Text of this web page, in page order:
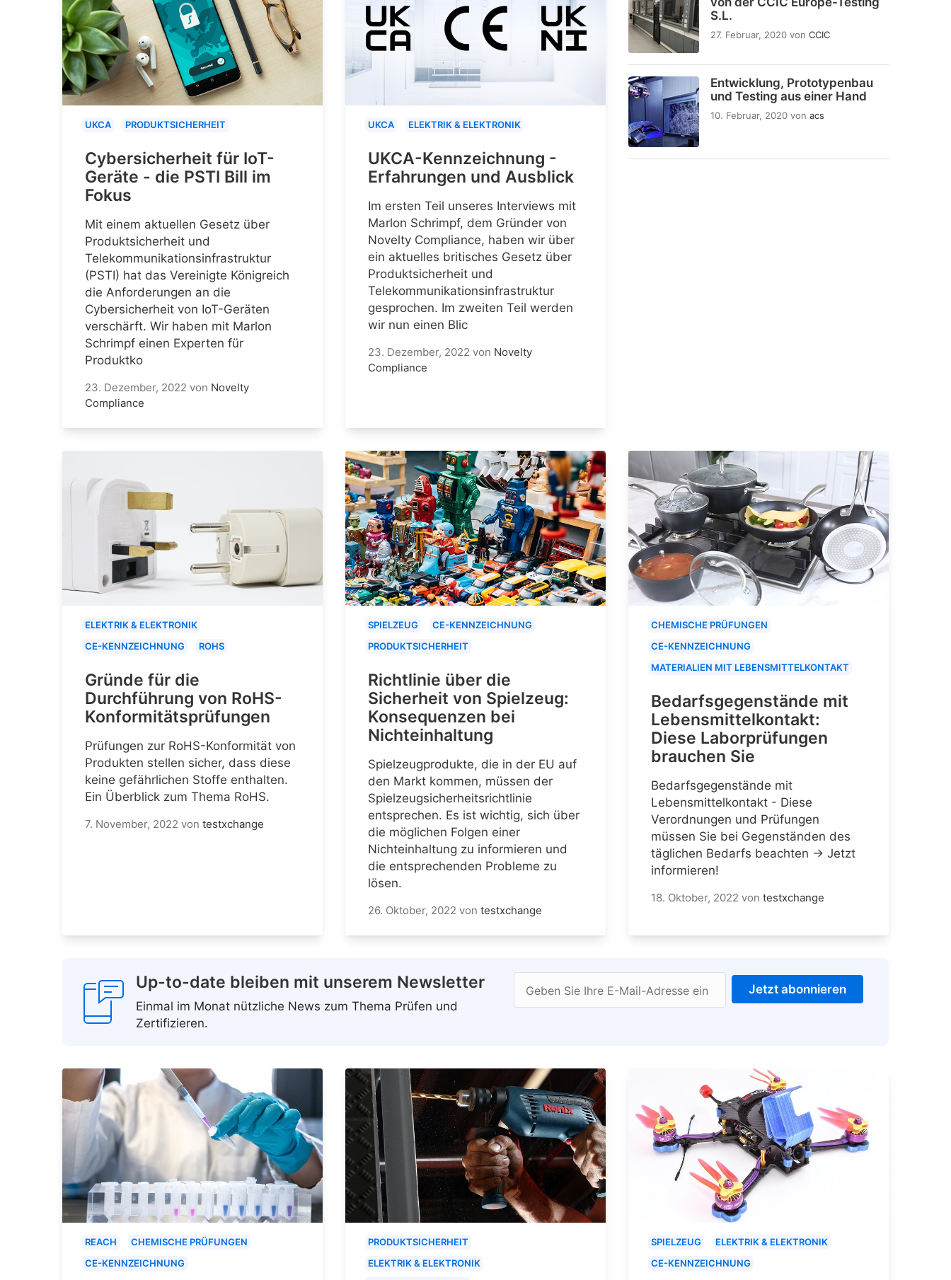
S.L.
27. Februar, 2020 von CCIC
Entwicklung, Prototypenbau
und Testing aus einer Hand
10. Februar, 2020 von acs
UKCA PRODUKTSICHERHEIT
Cybersicherheit für IoT-
Geräte - die PSTI Bill im
Fokus
Mit einem aktuellen Gesetz über
Produktsicherheit und
Telekommunikationsinfrastruktur
(PSTI) hat das Vereinigte Königreich
die Anforderungen an die
Cybersicherheit von IoT-Geräten
verschärft. Wir haben mit Marlon
Schrimpf einen Experten für
Produktko
23. Dezember, 2022 von Novelty
Compliance
UKCA ELEKTRIK & ELEKTRONIK
UKCA-Kennzeichnung -
Erfahrungen und Ausblick
Im ersten Teil unseres Interviews mit
Marlon Schrimpf, dem Gründer von
Novelty Compliance, haben wir über
ein aktuelles britisches Gesetz über
Produktsicherheit und
Telekommunikationsinfrastruktur
gesprochen. Im zweiten Teil werden
wir nun einen Blic
23. Dezember, 2022 von Novelty
Compliance
ELEKTRIK & ELEKTRONIK
CE-KENNZEICHNUNG
ROHS
Gründe für die
Durchführung von RoHS-
Konformitätsprüfungen
Prüfungen zur RoHS-Konformität von
Produkten stellen sicher, dass diese
keine gefährlichen Stoffe enthalten.
Ein Überblick zum Thema RoHS.
7. November, 2022 von testxchange
SPIELZEUG
CE-KENNZEICHNUNG
PRODUKTSICHERHEIT
Richtlinie über die
Sicherheit von Spielzeug:
Konsequenzen bei
Nichteinhaltung
Spielzeugprodukte, die in der EU auf
den Markt kommen, müssen der
Spielzeugsicherheitsrichtlinie
entsprechen. Es ist wichtig, sich über
die möglichen Folgen einer
Nichteinhaltung zu informieren und
die entsprechenden Probleme zu
lösen.
26. Oktober, 2022 von testxchange
CHEMISCHE PRÜFUNGEN
CE-KENNZEICHNUNG
MATERIALIEN MIT LEBENSMITTELKONTAKT
Bedarfsgegenstände mit
Lebensmittelkontakt:
Diese Laborprüfungen
brauchen Sie
Bedarfsgegenstände mit
Lebensmittelkontakt - Diese
Verordnungen und Prüfungen
müssen Sie bei Gegenständen des
täglichen Bedarfs beachten → Jetzt
informieren!
18. Oktober, 2022 von testxchange
Up-to-date bleiben mit unserem Newsletter
Einmal im Monat nützliche News zum Thema Prüfen und
Zertifizieren.
Geben Sie Ihre E-Mail-Adresse ein Jetzt abonnieren
REACH
CHEMISCHE PRÜFUNGEN
CE-KENNZEICHNUNG
PRODUKTSICHERHEIT
ELEKTRIK & ELEKTRONIK
SPIELZEUG
ELEKTRIK & ELEKTRONIK
CE-KENNZEICHNUNG